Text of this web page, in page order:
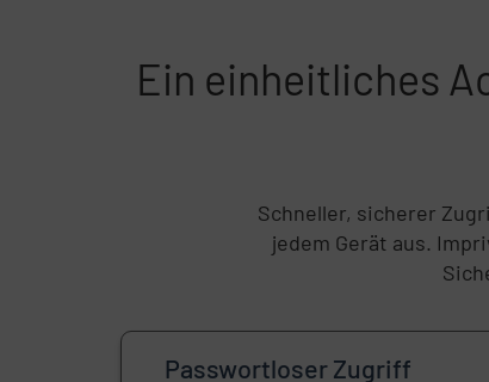
Ein einheitliches
Schneller, sicherer
jedem Gerät aus.
Passwortloser Zugriff